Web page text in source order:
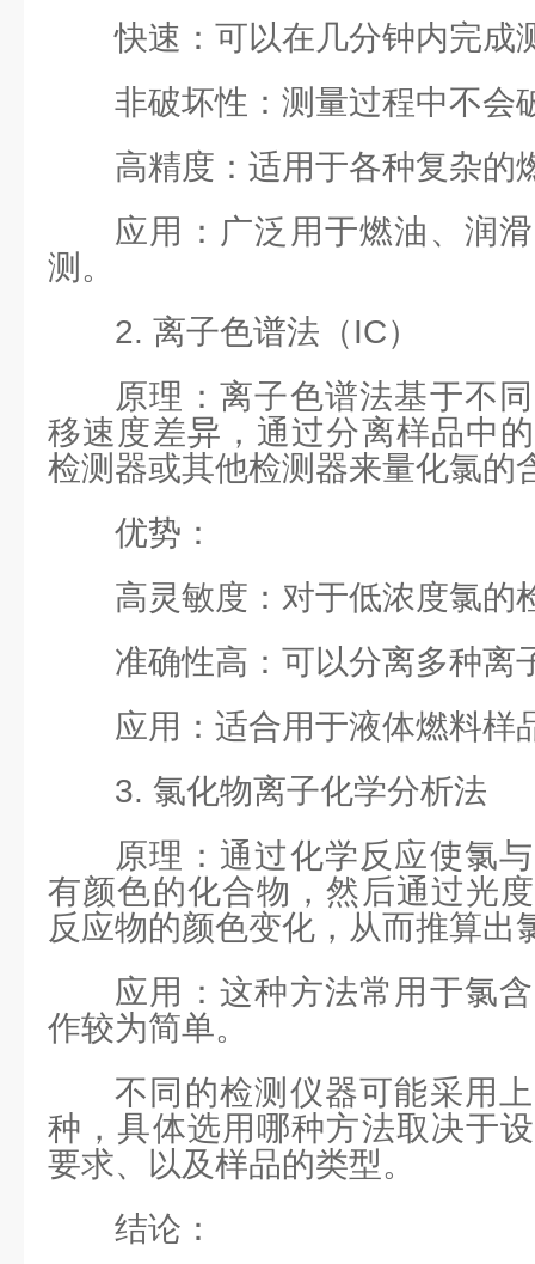
快速：可以在几分钟内完成
非破坏性：测量过程中不会
高精度：适用于各种复杂的
应用：广泛用于燃油、润
测。
2. 离子色谱法（IC）
原理：离子色谱法基于不
移速度差异，通过分离样品中
检测器或其他检测器来量化氯的
优势：
高灵敏度：对于低浓度氯的
准确性高：可以分离多种离
应用：适合用于液体燃料样
3. 氯化物离子化学分析法
原理：通过化学反应使氯
有颜色的化合物，然后通过光
反应物的颜色变化，从而推算出
应用：这种方法常用于氯
作较为简单。
不同的检测仪器可能采用
种，具体选用哪种方法取决于
要求、以及样品的类型。
结论：